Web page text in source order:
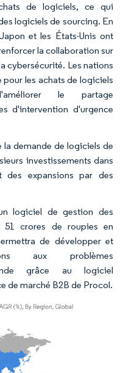
de logiciels, ce qui
logiciels de sourcing. En
et les États-Unis ont
la collaboration sur
cybersécurité. Les nations
les achats de logiciels
le partage
d'intervention d'urgence
demande de logiciels de
investissements dans
des expansions par des
logiciel de gestion des
51 crores de roupies en
de développer et
aux problèmes
grâce au logiciel
de marché B2B de Procol.